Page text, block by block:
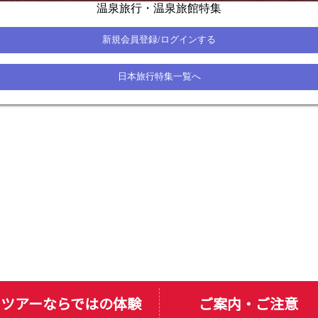
ツアーならではの体験 ご案内・ご注意